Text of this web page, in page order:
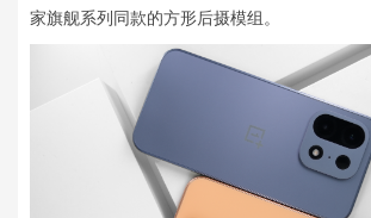
家旗舰系列同款的方形后摄模组。